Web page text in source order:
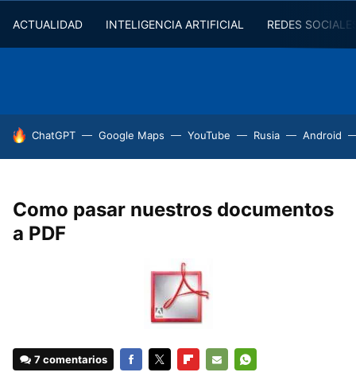
ACTUALIDAD INTELIGENCIA ARTIFICIAL REDES
HOY SE HABLA DE
ChatGPT Google Maps YouTube Rusia Android
Como pasar nuestros documentos
a PDF
7 comentarios